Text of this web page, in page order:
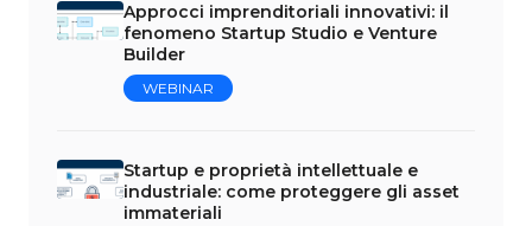
Approcci imprenditoriali innovativi: il
fenomeno Startup Studio e Venture
Builder
WEBINAR
Startup e proprietà intellettuale e
industriale: come proteggere gli asset
immateriali